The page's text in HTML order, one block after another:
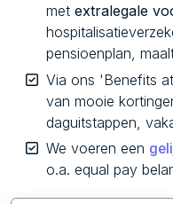
met extralegale
pensioenplan,
Via ons 'Benefits
van mooie
daguitstappen,
We voeren een
o.a. equal pay